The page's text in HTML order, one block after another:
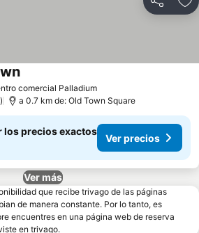
Compartir
comercial PalladiumVer precios
Ver precios
a 0.7 km de: Old Town Square
los precios exactos
Ver precios
Ver más
que recibe trivago de las páginas
de manera constante. Por lo tanto, es
encuentres en una página web de reserva
en trivago.